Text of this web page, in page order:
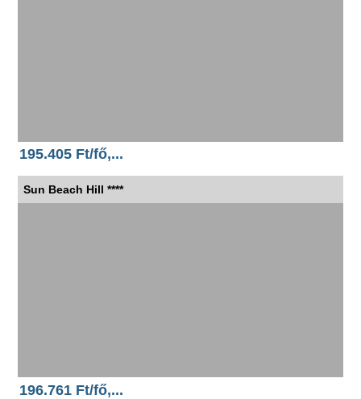
195.405 Ft/fő,...
Sun Beach Hill ****
196.761 Ft/fő,...